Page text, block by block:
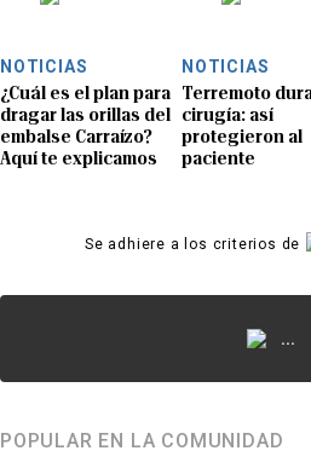
NOTICIAS
¿Cuál es el plan para
dragar las orillas del
embalse Carraízo?
Aquí te explicamos
NOTICIAS
Terremoto
cirugía: así
protegieron al
paciente
Se adhiere a los criterios de
...
POPULAR EN LA COMUNIDAD